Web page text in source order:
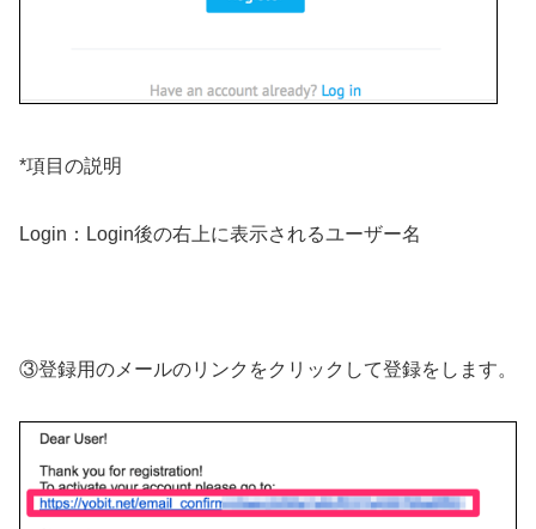
*項目の説明
Login：Login後の右上に表示されるユーザー名
③登録用のメールのリンクをクリックして登録をします。